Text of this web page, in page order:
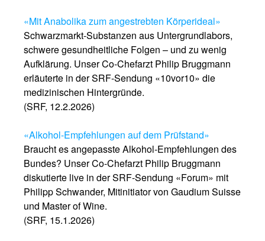
«Mit Anabolika zum angestrebten Körperideal»
Schwarzmarkt-Substanzen aus Untergrundlabors,
schwere gesundheitliche Folgen – und zu wenig
Aufklärung. Unser Co-Chefarzt Philip Bruggmann
erläuterte in der SRF-Sendung «10vor10» die
medizinischen Hintergründe.
(SRF, 12.2.2026)
«Alkohol-Empfehlungen auf dem Prüfstand»
Braucht es angepasste Alkohol-Empfehlungen des
Bundes? Unser Co-Chefarzt Philip Bruggmann
diskutierte live in der SRF-Sendung «Forum» mit
Philipp Schwander, Mitinitiator von Gaudium Suisse
und Master of Wine.
(SRF, 15.1.2026)